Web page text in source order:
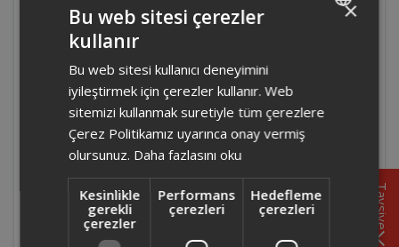
FL663 - Felix Liena Seramik Tabanlı Ütü Ütü
fişe takılıyken gözetimsiz bırakılabilir mi?
FL663 - Felix Liena Seramik Tabanlı Ütü
Ütüyü kimler kullanabilir?
ticari kullanım için uygun mudur?
FL663 - Felix Liena Seramik Tabanlı Ütü
Tavsiye
×
Bu web sitesi çerezler
kullanır
Bu web sitesi kullanıcı deneyimini
iyileştirmek için çerezler kullanır. Web
sitemizi kullanmak suretiyle tüm çerezlere
Çerez Politikamız uyarınca onay vermiş
olursunuz. Daha fazlasını oku
Kesinlikle
gerekli
çerezler
Performans
çerezleri
Hedefleme
çerezleri